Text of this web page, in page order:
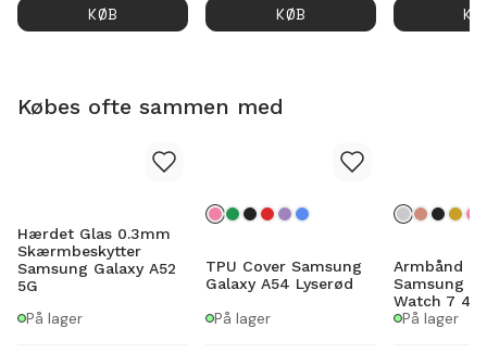
KØB
KØB
Købes ofte sammen med
Hærdet Glas 0.3mm
Skærmbeskytter
Samsung Galaxy A52
5G
På lager
TPU Cover Samsung
Galaxy A54 Lyserød
På lager
Armbånd
Samsung
Watch 7
På lager